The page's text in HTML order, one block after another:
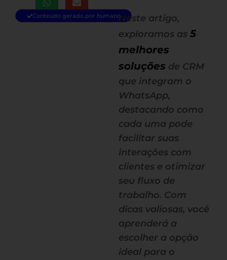
Conteúdo gerado por humanoNeste artigo,
exploramos as 5
melhores
soluções de CRM
que integram o
WhatsApp,
destacando como
cada uma pode
facilitar suas
interações com
clientes e otimizar
seu fluxo de
trabalho. Com
dicas valiosas, você
aprenderá a
escolher a opção
ideal para o